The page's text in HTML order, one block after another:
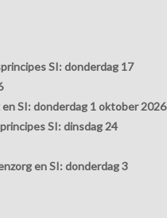
SI: donderdag 17
SI: donderdag 1 oktober 2026
SI: dinsdag 24
en SI: donderdag 3